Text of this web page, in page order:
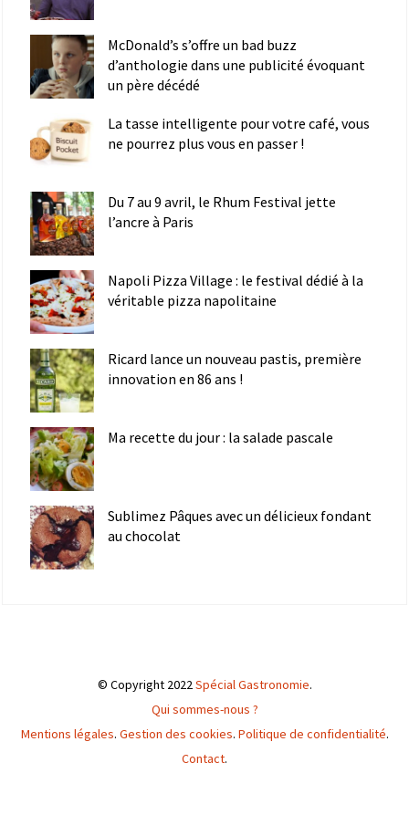
McDonald’s s’offre un bad buzz
d’anthologie dans une publicité évoquant
un père décédé
La tasse intelligente pour votre café, vous
ne pourrez plus vous en passer !
Du 7 au 9 avril, le Rhum Festival jette
l’ancre à Paris
Napoli Pizza Village : le festival dédié à la
véritable pizza napolitaine
Ricard lance un nouveau pastis, première
innovation en 86 ans !
Ma recette du jour : la salade pascale
Sublimez Pâques avec un délicieux fondant
au chocolat
© Copyright 2022Spécial Gastronomie.
Qui sommes-nous ?
Mentions légales. Gestion des cookies. Politique de confidentialité.
Contact.